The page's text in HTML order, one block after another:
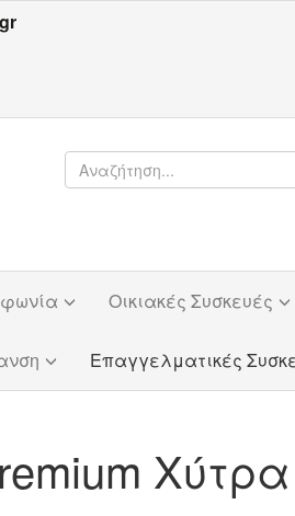
Οικιακές Συσκευές
Επαγγελματικές